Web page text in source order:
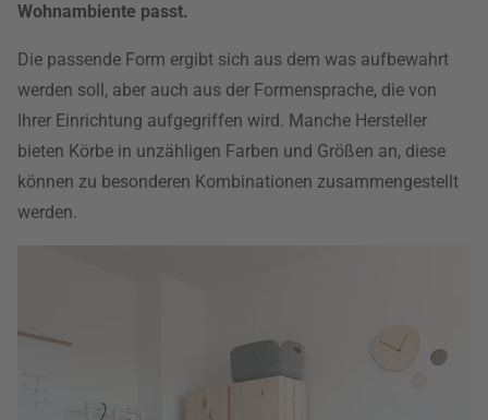
Wohnambiente passt.
Die passende Form ergibt sich aus dem was aufbewahrt
werden soll, aber auch aus der Formensprache, die von
Ihrer Einrichtung aufgegriffen wird. Manche Hersteller
bieten Körbe in unzähligen Farben und Größen an, diese
können zu besonderen Kombinationen zusammengestellt
werden.